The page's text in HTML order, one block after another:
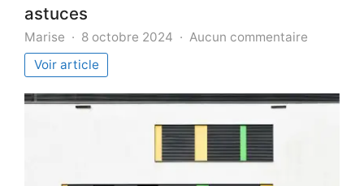
astuces
Marise 8 octobre 2024 Aucun commentaire
pour
une
Voir article